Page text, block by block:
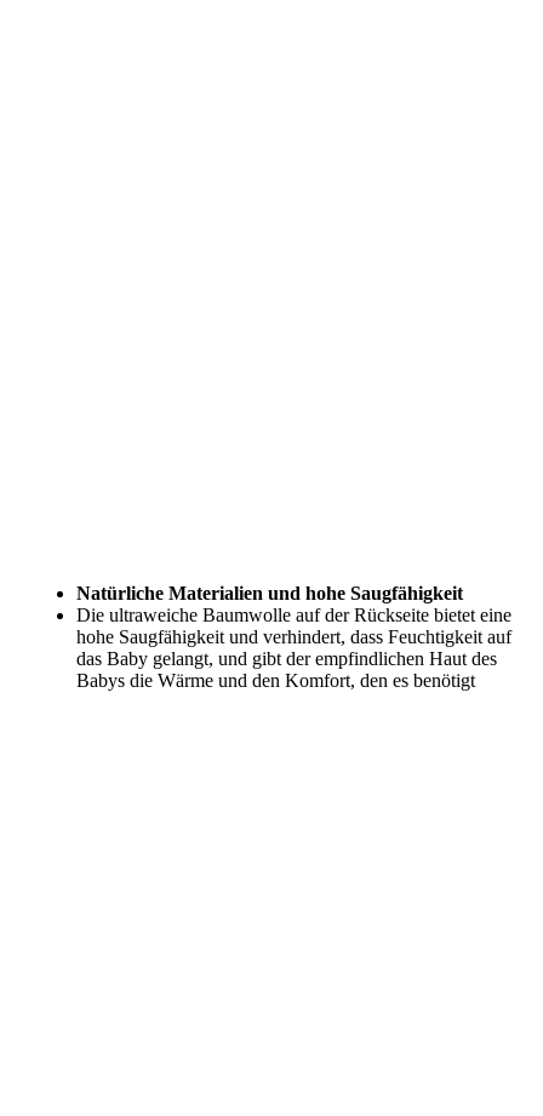
Natürliche Materialien und hohe Saugfähigkeit
Die ultraweiche Baumwolle auf der Rückseite bietet eine
hohe Saugfähigkeit und verhindert, dass Feuchtigkeit auf
das Baby gelangt, und gibt der empfindlichen Haut des
Babys die Wärme und den Komfort, den es benötigt